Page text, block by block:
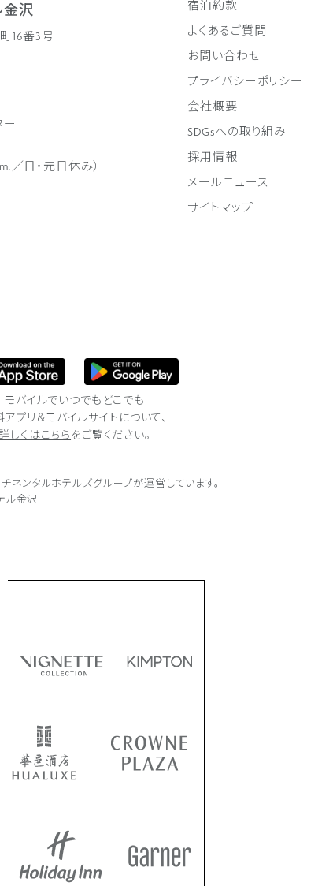
金沢
16番3号
ー
／日・元日休み）
宿泊約款
よくあるご質問
お問い合わせ
プライバシーポリシー
会社概要
SDGsへの取り組み
採用情報
メールニュース
サイトマップ
モバイルでいつでもどこでも
アプリ＆モバイルサイトについて、
詳しくはこちら をご覧ください。
チネンタルホテルズグループが運営しています。
ル金沢